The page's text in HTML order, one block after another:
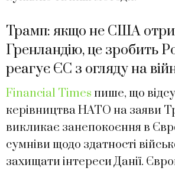
Трамп: якщо не США
Гренландію, це зробить
реагує ЄС з огляду на
Financial Times пише, що
керівництва НАТО на заяви
викликає занепокоєння в
сумніви щодо здатності
захищати інтереси Данії.